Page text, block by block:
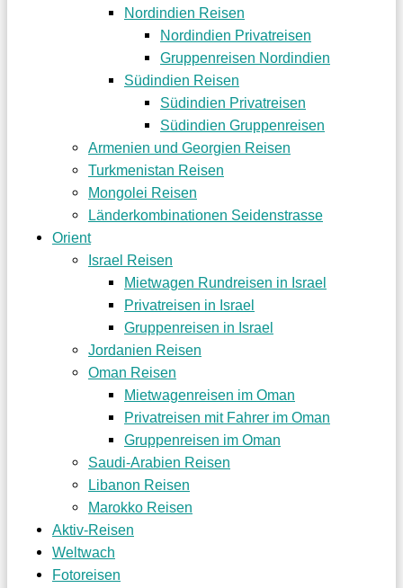
Nordindien Reisen
Nordindien Privatreisen
Gruppenreisen Nordindien
Südindien Reisen
Südindien Privatreisen
Südindien Gruppenreisen
Armenien und Georgien Reisen
Turkmenistan Reisen
Mongolei Reisen
Länderkombinationen Seidenstrasse
Orient
Israel Reisen
Mietwagen Rundreisen in Israel
Privatreisen in Israel
Gruppenreisen in Israel
Jordanien Reisen
Oman Reisen
Mietwagenreisen im Oman
Privatreisen mit Fahrer im Oman
Gruppenreisen im Oman
Saudi-Arabien Reisen
Libanon Reisen
Marokko Reisen
Aktiv-Reisen
Weltwach
Fotoreisen